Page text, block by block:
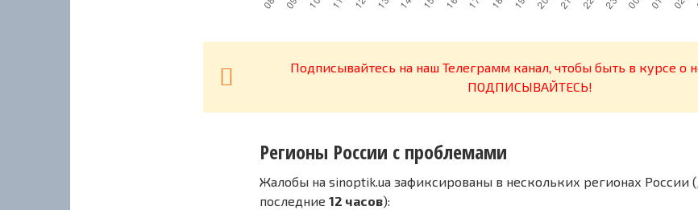
Подписывайтесь на наш Телеграмм канал, чтобы быть в курсе о
ПОДПИСЫВАЙТЕСЬ!
Регионы России с проблемами
Жалобы на sinoptik.ua зафиксированы в нескольких регионах России
последние 12 часов):